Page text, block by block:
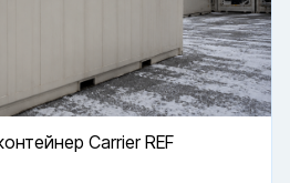
Carrier REF